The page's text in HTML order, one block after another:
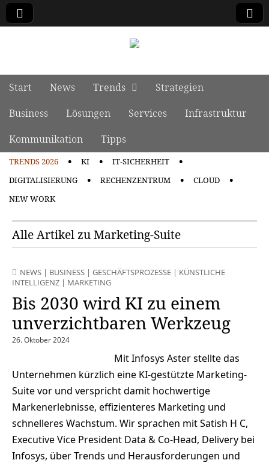
Main menu
Skip to content
Start News Trends
Strategien
Business
Lösungen Services
Infrastruktur
Kommunikation
Tipps
TRENDS 2026 KI
IT-SICHERHEIT
DIGITALISIERUNG
RECHENZENTRUM
CLOUD
NEW WORK
Alle Artikel zu Marketing-Suite
NEWS | BUSINESS | GESCHÄFTSPROZESSE | KÜNSTLICHE
INTELLIGENZ | MARKETING
Bis 2030 wird KI zu einem
unverzichtbaren Werkzeug
26. Oktober 2024
Mit Infosys Aster stellte das
Unternehmen kürzlich eine KI-gestützte Marketing-
Suite vor und verspricht damit hochwertige
Markenerlebnisse, effizienteres Marketing und
schnelleres Wachstum. Wir sprachen mit Satish H C,
Executive Vice President Data & Co-Head, Delivery bei
Infosys, über Trends und Herausforderungen und